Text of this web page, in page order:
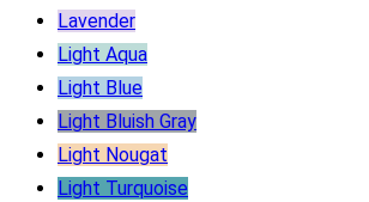
Lavender
Light Aqua
Light Blue
Light Bluish Gray
Light Nougat
Light Turquoise